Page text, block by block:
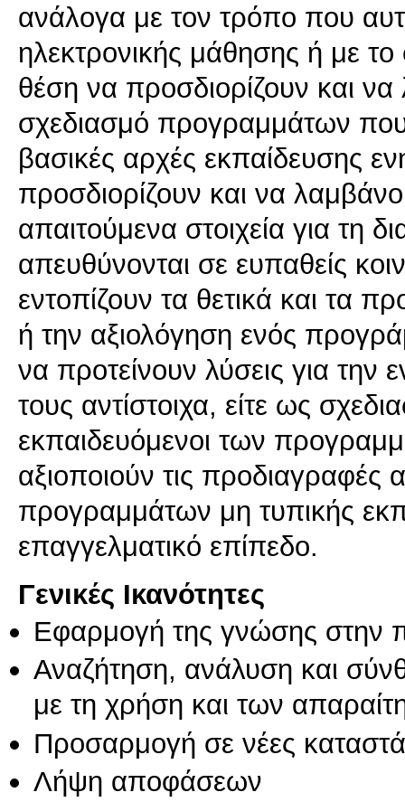
ανάλογα με τον τρόπο που
ηλεκτρονικής μάθησης ή με
θέση να προσδιορίζουν και
σχεδιασμό προγραμμάτων που
βασικές αρχές εκπαίδευσης
προσδιορίζουν και να
απαιτούμενα στοιχεία για
απευθύνονται σε ευπαθείς
εντοπίζουν τα θετικά και τα
ή την αξιολόγηση ενός
να προτείνουν λύσεις για την
τους αντίστοιχα, είτε ως
εκπαιδευόμενοι των
αξιοποιούν τις
προγραμμάτων μη τυπικής
επαγγελματικό επίπεδο.
Γενικές Ικανότητες
Εφαρμογή της γνώσης στην
Αναζήτηση, ανάλυση και
με τη χρήση και των
Προσαρμογή σε νέες
Λήψη αποφάσεων